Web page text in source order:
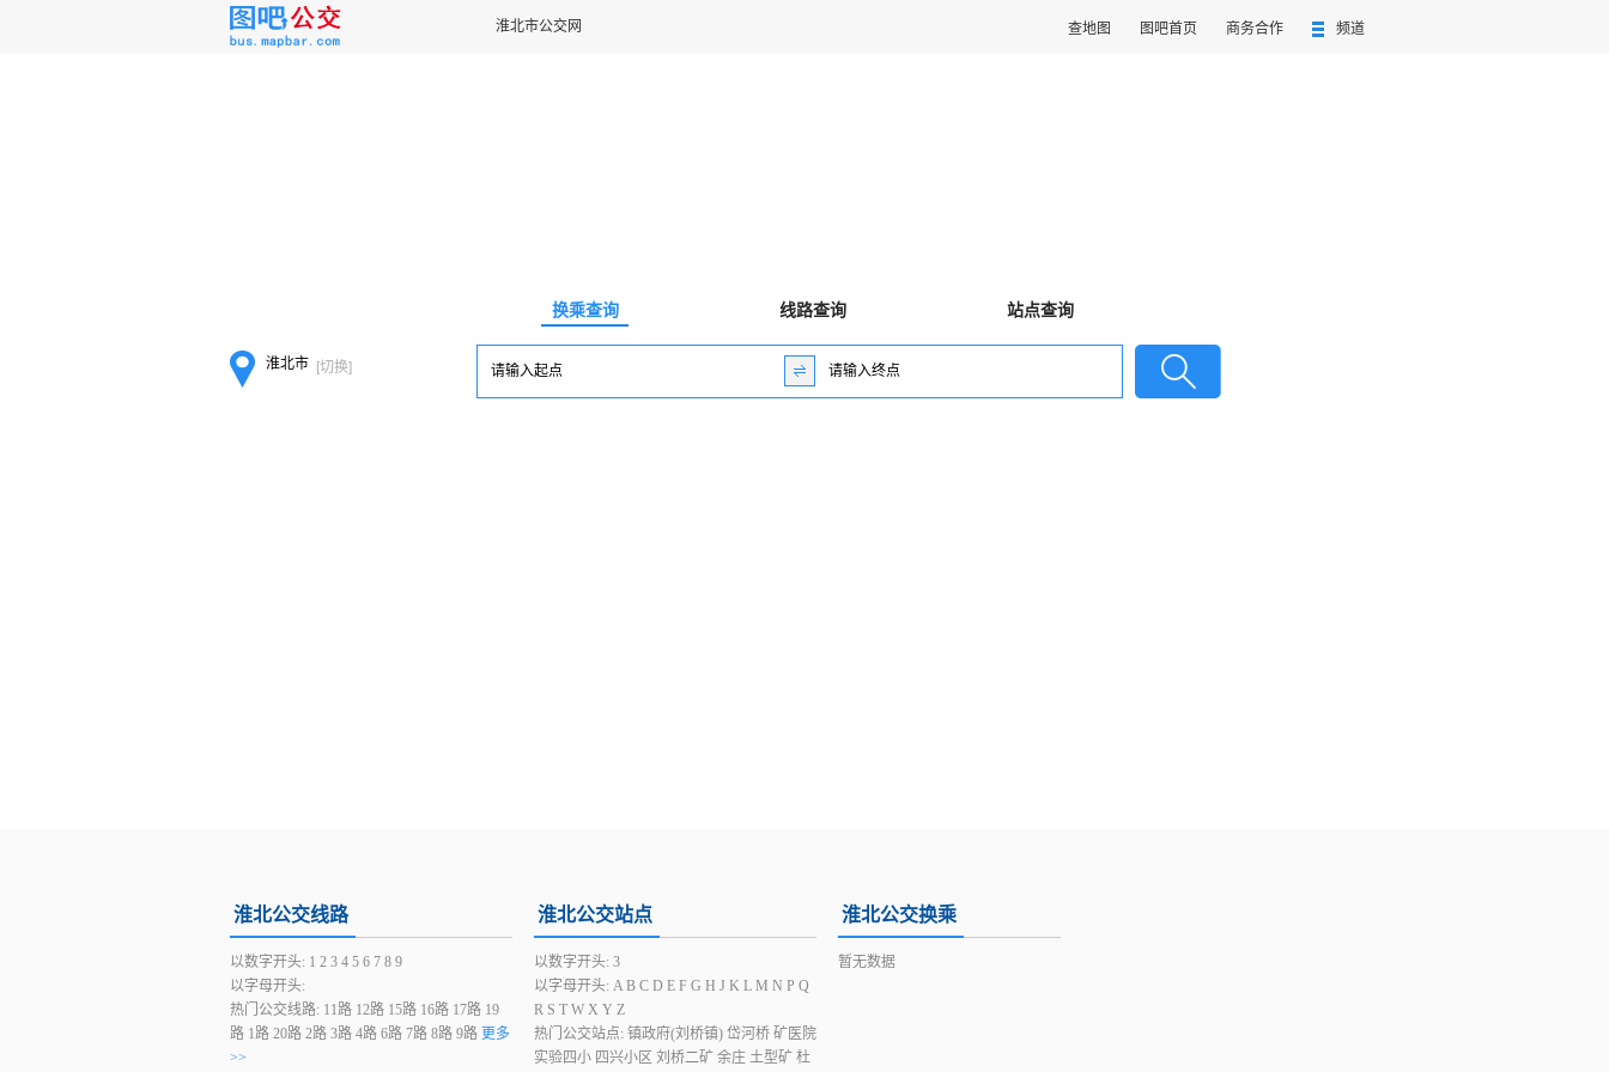
淮北市公交网 查地图 图吧首页 商务合作 频道
[切换]
换乘查询 线路查询 站点查询
淮北公交线路
以数字开头: 1 2 3 4 5 6 7 8 9
以字母开头:
热门公交线路: 11路 12路 15路 16路 17路 19
路 1路 20路 2路 3路 4路 6路 7路 8路 9路 更多
>>
淮北公交站点
以数字开头: 3
以字母开头: A B C D E F G H J K L M N P Q
R S T W X Y Z
热门公交站点: 镇政府(刘桥镇) 岱河桥 矿医院
实验四小 四兴小区 刘桥二矿 余庄 土型矿 杜
淮北公交换乘
暂无数据